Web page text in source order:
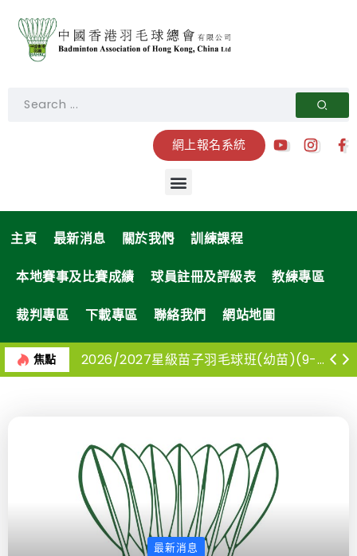
網上報名系統
主頁 最新消息 關於我們 訓練課程
本地賽事及比賽成績 球員註冊及評級表 教練專區
裁判專區 下載專區 聯絡我們 網站地圖
焦點 2026/2027星級苗子羽毛球班(幼苗)(9-12月)
最新消息